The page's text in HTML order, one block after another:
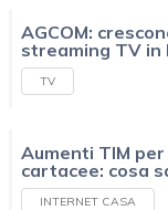
AGCOM:
streaming TV in
TV
Aumenti TIM
cartacee: cosa
INTERNET CASA